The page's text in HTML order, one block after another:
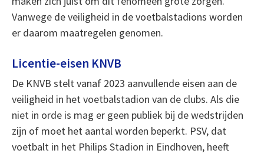
Vanwege de veiligheid in de voetbalstadions worden
er daarom maatregelen genomen.
Licentie-eisen KNVB
De KNVB stelt vanaf 2023 aanvullende eisen aan de
veiligheid in het voetbalstadion van de clubs. Als die
niet in orde is mag er geen publiek bij de wedstrijden
zijn of moet het aantal worden beperkt. PSV, dat
voetbalt in het Philips Stadion in Eindhoven, heeft